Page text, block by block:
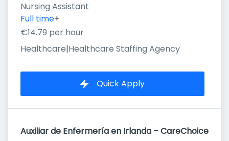
Nursing Assistant
Full time+
€14.79 per hour
Healthcare|Healthcare Staffing Agency
Quick Apply
Auxiliar de Enfermería en Irlanda – CareChoice